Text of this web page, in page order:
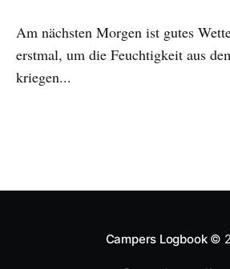
Am nächsten Morgen ist gutes
erstmal, um die Feuchtigkeit aus
kriegen...
Campers Logbook©